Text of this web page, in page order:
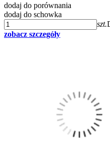
dodaj do porównania
dodaj do schowka
szt.
zobacz szczegóły